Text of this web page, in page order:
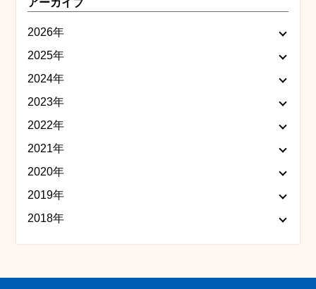
アーカイブ
2026年
2025年
2024年
2023年
2022年
2021年
2020年
2019年
2018年